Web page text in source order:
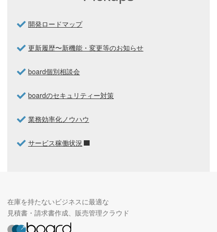
開発ロードマップ
更新履歴〜新機能・変更等のお知らせ
board個別相談会
boardのセキュリティー対策
業務効率化ノウハウ
サービス稼働状況
在庫を持たないビジネスに最適な
見積書・請求書作成、販売管理クラウド